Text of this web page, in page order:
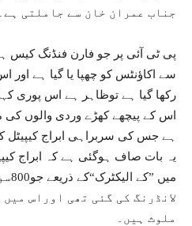
جناب عمران خان سے جاملتی ہے۔
پی ٹی آئی پر جو فارن فنڈنگ
سے اکاؤنٹس کو چھپا یا گیا ہے اور
رکھا گیا ہے توظاہر ہے اس پوری
اس کے پیچھے کھڑے وردی والوں کی
ہے جس کی سربراہی ابراج کیپیٹل
یہ بات صاف ہوگئی ہے کہ ابراج
میں
لانڈرنگ کی گئی تھی اوراس
ملوث ہیں۔